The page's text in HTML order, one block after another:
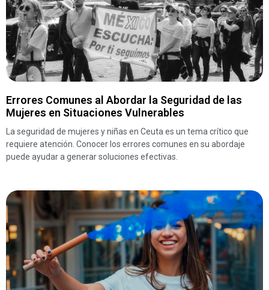
Errores Comunes al Abordar la Seguridad de las
Mujeres en Situaciones Vulnerables
La seguridad de mujeres y niñas en Ceuta es un tema crítico que
requiere atención. Conocer los errores comunes en su abordaje
puede ayudar a generar soluciones efectivas.